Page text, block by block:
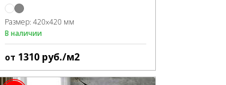
Размер: 420x420 мм
В наличии
от 1310 руб./м2